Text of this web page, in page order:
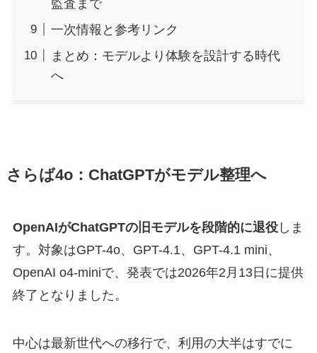
監査まで
一次情報と参考リンク
まとめ：モデルより体験を設計する時代
へ
さらば4o：ChatGPTがモデル整理へ
OpenAIがChatGPTの旧モデルを段階的に退役しま
す。対象はGPT-4o、GPT-4.1、GPT-4.1 mini、
OpenAI o4‑miniで、発表では2026年2月13日に提供
終了となりました。
中心は最新世代への移行で、利用の大半はすでに